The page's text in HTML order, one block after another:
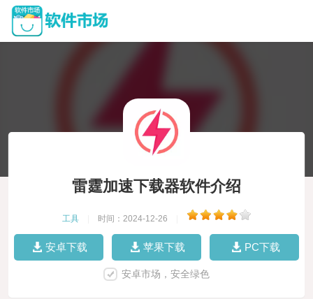
雷霆加速下载器软件介绍
工具 时间：2024-12-26
安卓下载 苹果下载 PC下载
安卓市场，安全绿色